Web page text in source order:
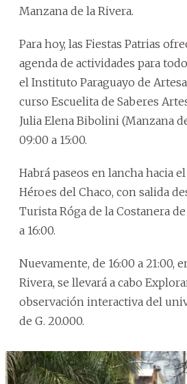
Manzana de la Rivera.
Para hoy, las Fiestas Patrias
agenda de actividades para
el Instituto Paraguayo de
curso Escuelita de Saberes
Julia Elena Bibolini (Manzana
09:00 a 15:00.
Habrá paseos en lancha hacia
Héroes del Chaco, con salida
Turista Róga de la Costanera
a 16:00.
Nuevamente, de 16:00 a 21:00,
Rivera, se llevará a cabo
observación interactiva del
de G. 20.000.